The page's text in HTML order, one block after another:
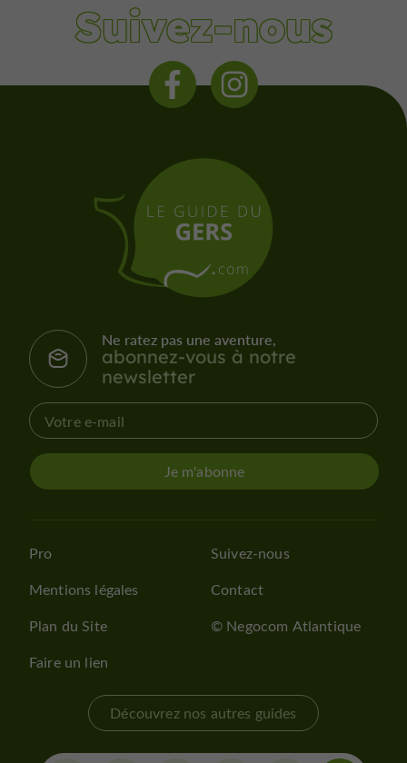
Suivez-nous
Ne ratez pas une aventure,
abonnez-vous à notre
newsletter
Je m'abonne
Pro
Mentions légales
Plan du Site
Faire un lien
Suivez-nous
Contact
© Negocom Atlantique
Découvrez nos autres guides